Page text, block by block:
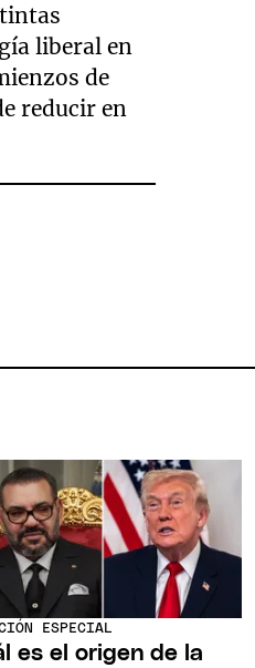
liberal en
de
reducir en
ESPECIAL
es el origen de la